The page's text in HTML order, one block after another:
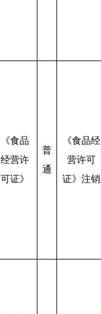
《食品
经营许
可证》
普
通
《食品经
营许可
证》注销